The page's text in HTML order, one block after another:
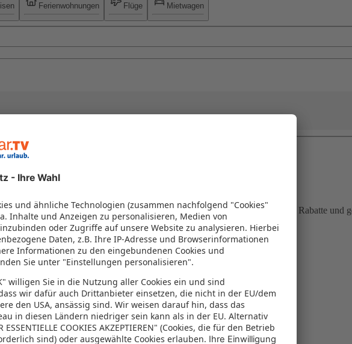
Ferienwohnungen Flüge Mietwagen
Paket kombiniert werden – das spart Zeit und Geld. Nutzen Sie attraktive Rabatte und